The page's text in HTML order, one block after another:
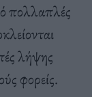
πολλαπλές
λήψης
φορείς.